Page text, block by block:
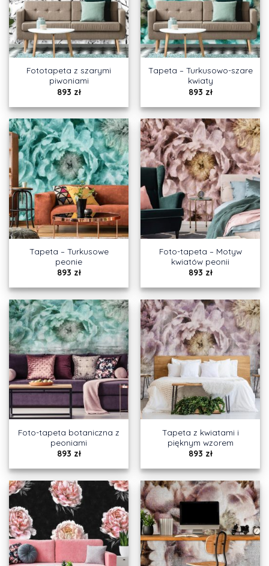
Fototapeta z szarymi
piwoniami
893 zł
Tapeta – Turkusowo-szare
kwiaty
893 zł
Tapeta – Turkusowe
peonie
893 zł
Foto-tapeta – Motyw
kwiatów peonii
893 zł
Foto-tapeta botaniczna z
peoniami
893 zł
Tapeta z kwiatami i
pięknym wzorem
893 zł